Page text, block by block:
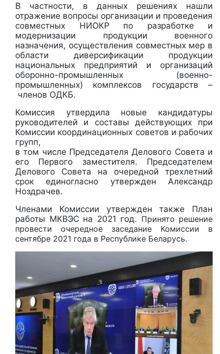
В частности, в данных решениях нашли
отражение вопросы организации и проведения
совместных НИОКР по разработке и
модернизации продукции военного
назначения, осуществления совместных мер в
области диверсификации продукции
национальных предприятий и организаций
оборонно-промышленных (военно-
промышленных) комплексов государств –
членов ОДКБ.
Комиссия утвердила новые кандидатуры
руководителей и составы действующих при
Комиссии координационных советов и рабочих
групп,
в том числе Председателя Делового Совета и
его Первого заместителя. Председателем
Делового Совета на очередной трехлетний
срок единогласно утвержден Александр
Ноздрачев.
Членами Комиссии утвержден также План
работы МКВЭС на 2021 год. Принято решение
провести очередное заседание Комиссии в
сентябре 2021 года в Республике Беларусь.